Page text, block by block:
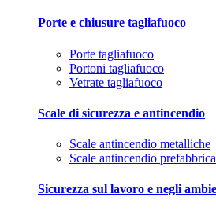
Porte e chiusure tagliafuoco
Porte tagliafuoco
Portoni tagliafuoco
Vetrate tagliafuoco
Scale di sicurezza e antincendio
Scale antincendio metalliche
Scale antincendio
Sicurezza sul lavoro e negli